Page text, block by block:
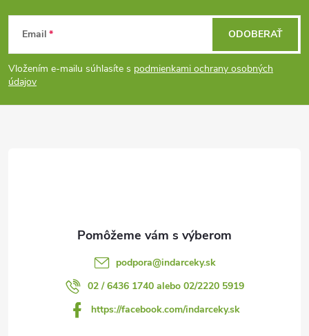
Z
á
p
Email
Vložením e-mailu súhlasíte s podmienkami ochrany osobných
údajov
ODOBERAŤ
podpora@indarceky.sk
02 / 6436 1740 alebo 02/2220 5919
https://facebook.com/indarceky.sk